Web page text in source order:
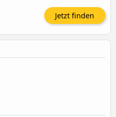
Jetzt finden